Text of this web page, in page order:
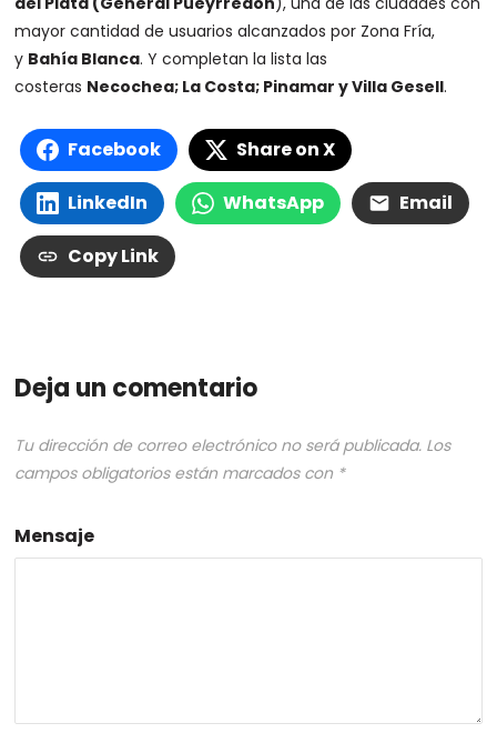
mayor cantidad de usuarios alcanzados por Zona Fría,
y Bahía Blanca. Y completan la lista las
costeras Necochea; La Costa; Pinamar y Villa Gesell.
Facebook Share on X
LinkedIn WhatsApp Email
Copy Link
Deja un comentario
Tu dirección de correo electrónico no será publicada. Los
campos obligatorios están marcados con *
Mensaje